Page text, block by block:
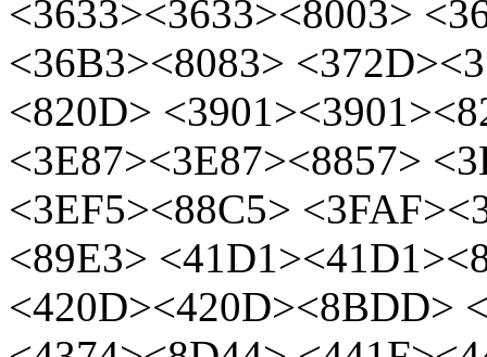
<3633><3633><8003>
<36B3><8083>
<820D>
<3E87><3E87><8857>
<3EF5><88C5>
<89E3>
<420D><420D><8BDD>